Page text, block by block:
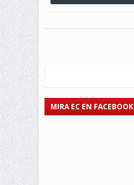
MIRA EC EN FACEBOOK